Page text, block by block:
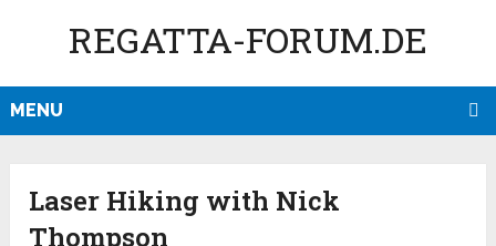
REGATTA-FORUM.DE
MENU
Laser Hiking with Nick
Thompson